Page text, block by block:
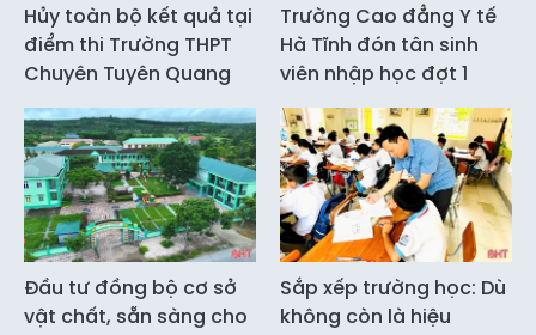
Hủy toàn bộ kết quả tại
điểm thi Trường THPT
Chuyên Tuyên Quang
Trường Cao đẳng Y tế
Hà Tĩnh đón tân sinh
viên nhập học đợt 1
Đầu tư đồng bộ cơ sở
vật chất, sẵn sàng cho
Sắp xếp trường học: Dù
không còn là hiệu